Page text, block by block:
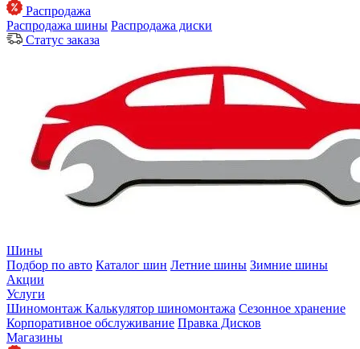
Распродажа
Распродажа шины Распродажа диски
Статус заказа
Шины
Подбор по авто Каталог шин Летние шины Зимние шины
Акции
Услуги
Шиномонтаж Калькулятор шиномонтажа Сезонное хранение
Корпоративное обслуживание Правка Дисков
Магазины